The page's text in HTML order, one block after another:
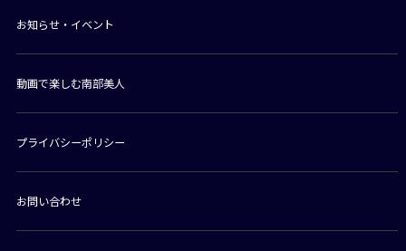
お知らせ・イベント
動画で楽しむ南部美人
プライバシーポリシー
お問い合わせ